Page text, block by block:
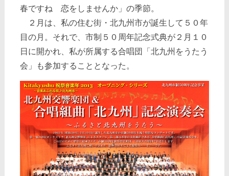
春ですね 恋をしませんか」の季節。
２月は、私の住む街・北九州市が誕生して５０年
目の月。それで、市制５０周年記念式典が２月１０
日に開かれ、私が所属する合唱団「北九州をうたう
会」も参加することとなった。